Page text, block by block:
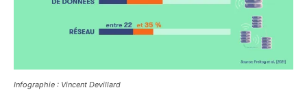
Infographie : Vincent Devillard